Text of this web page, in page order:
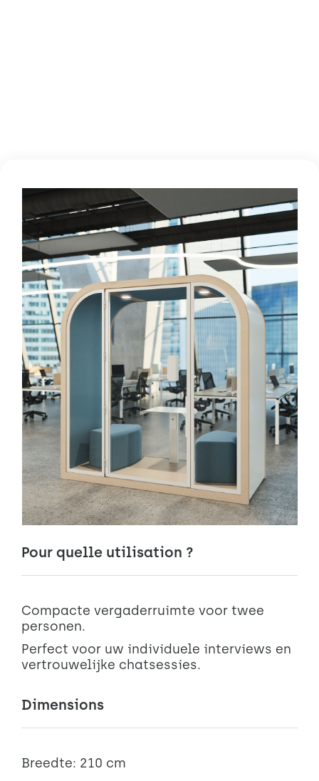
Pour quelle utilisation ?
Compacte vergaderruimte voor twee
personen.
Perfect voor uw individuele interviews en
vertrouwelijke chatsessies.
Dimensions
Breedte: 210 cm